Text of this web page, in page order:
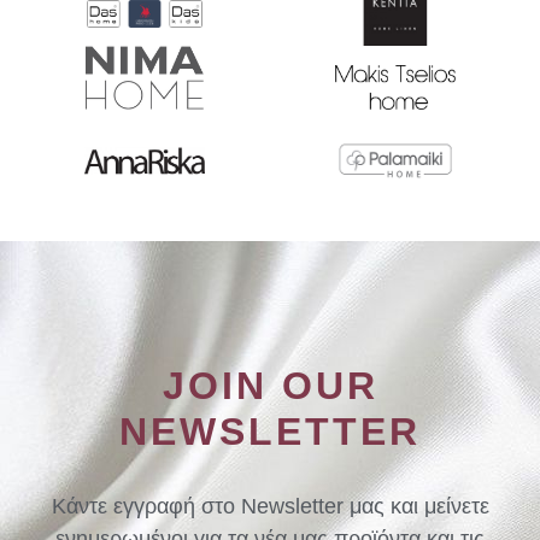
JOIN OUR
NEWSLETTER
Κάντε εγγραφή στο Newsletter μας και μείνετε